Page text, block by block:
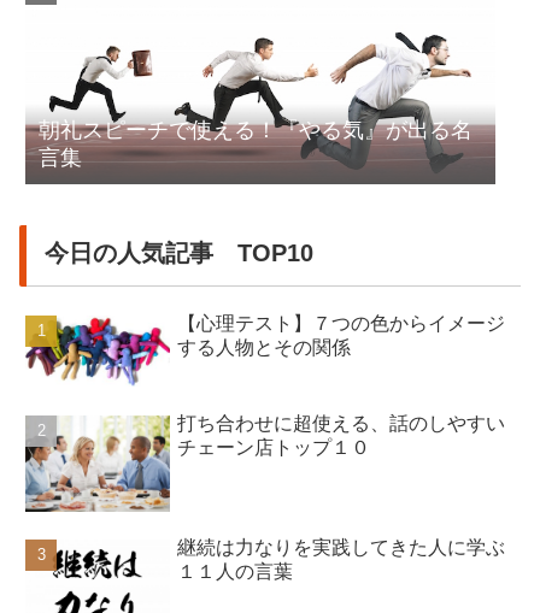
朝礼スピーチで使える！『やる気』が出る名
言集
今日の人気記事 TOP10
【心理テスト】７つの色からイメージ
する人物とその関係
打ち合わせに超使える、話のしやすい
チェーン店トップ１０
継続は力なりを実践してきた人に学ぶ
１１人の言葉